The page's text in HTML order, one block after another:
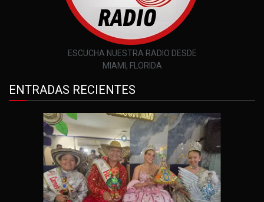
ESCUCHA NUESTRA RADIO DESDE
MIAMI, FLORIDA
ENTRADAS RECIENTES